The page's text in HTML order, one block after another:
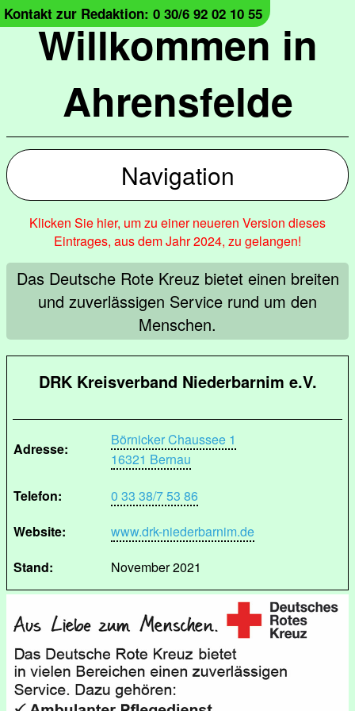
Willkommen in
Ahrensfelde
Kontakt zur Redaktion: 0 30/6 92 02 10 55
Navigation
Klicken Sie hier, um zu einer neueren Version dieses
Eintrages, aus dem Jahr 2024, zu gelangen!
Das Deutsche Rote Kreuz bietet einen breiten
und zuverlässigen Service rund um den
Menschen.
DRK Kreisverband Niederbarnim e.V.
Adresse:
Börnicker Chaussee 1
16321 Bernau
Telefon:
0 33 38/7 53 86
Website:
www.drk-niederbarnim.de
Stand:
November 2021